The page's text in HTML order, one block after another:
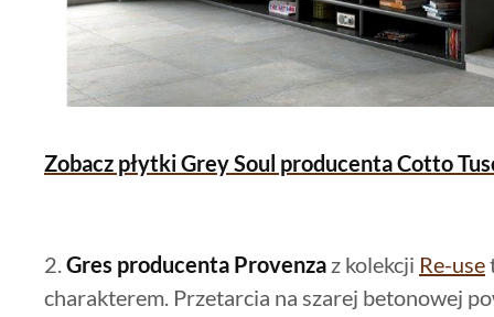
Zobacz płytki Grey Soul producenta Cotto
2.Gres producenta Provenza z kolekcji Re-use
charakterem. Przetarcia na szarej betonowej